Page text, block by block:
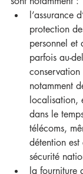
l’assurance
protection
personnel et
parfois au-
conservation
notamment
localisation,
dans le
télécoms,
détention
sécurité
la fourniture